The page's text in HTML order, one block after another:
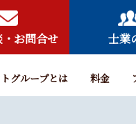
お問合せ 士業
グループとは 料金